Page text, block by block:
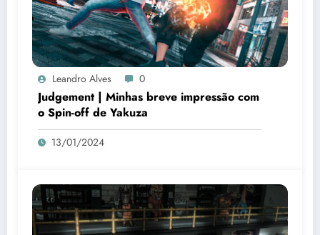
Leandro Alves 0
Judgement | Minhas breve impressão com
o Spin-off de Yakuza
13/01/2024